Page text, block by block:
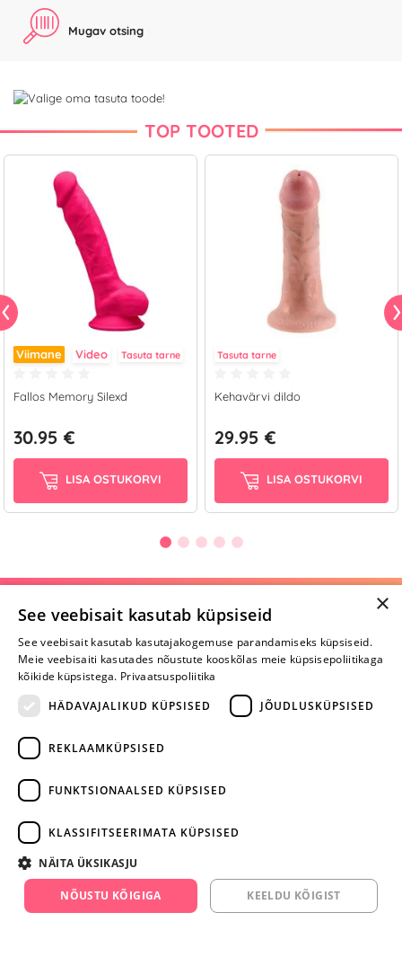
Mugav otsing
TOP TOOTED
Viimane Video Tasuta tarne
Fallos Memory Silexd
30.95 €
LISA OSTUKORVI
Tasuta tarne
Kehavärvi dildo
29.95 €
LISA OSTUKORVI
Selle toote saab tellida ka helistades:
+372 668 3282
E-R
Kirjuta arvustus ja SAA KINGITUS!
×
See veebisait kasutab küpsiseid
See veebisait kasutab kasutajakogemuse parandamiseks küpsiseid.
Meie veebisaiti kasutades nõustute kooskõlas meie küpsisepoliitikaga
kõikide küpsistega. Privaatsuspoliitika
HÄDAVAJALIKUD KÜPSISED
JÕUDLUSKÜPSISED
REKLAAMKÜPSISED
FUNKTSIONAALSED KÜPSISED
KLASSIFITSEERIMATA KÜPSISED
NÄITA ÜKSIKASJU
NÕUSTU KÕIGIGA KEELDU KÕIGIST